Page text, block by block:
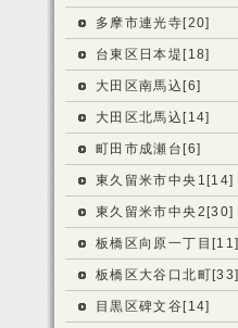
多摩市連光寺[20]
台東区日本堤[18]
大田区南馬込[6]
大田区北馬込[14]
町田市成瀬台[6]
東久留米市中央1[14]
東久留米市中央2[30]
板橋区向原一丁目[11]
板橋区大谷口北町[33]
目黒区碑文谷[14]